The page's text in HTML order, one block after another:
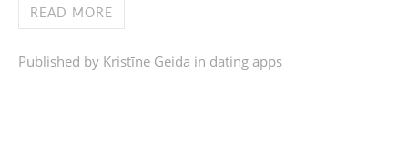
READ MORE
Published by Kristīne Geida in dating apps